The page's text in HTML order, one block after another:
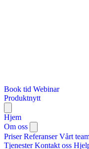
Book tid Webinar
Produktnytt
Hjem
Om oss
Priser Referanser Vårt
Tjenester Kontakt oss